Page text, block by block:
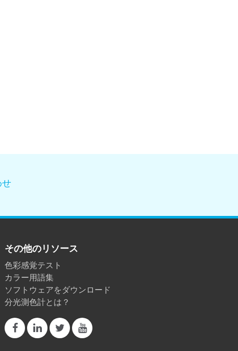
せ
その他のリソース
色彩感覚テスト
カラー用語集
ソフトウェアをダウンロード
分光測色計とは？